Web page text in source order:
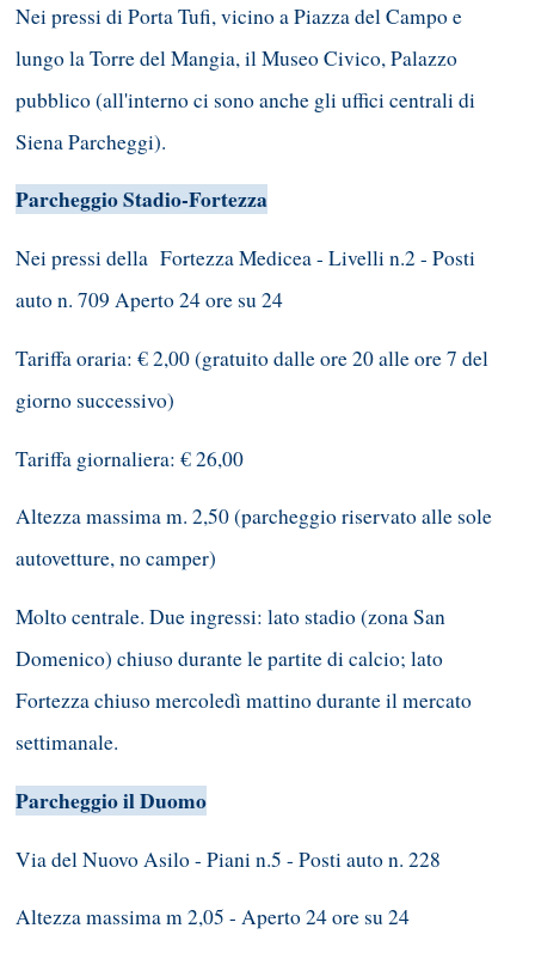
Nei pressi di Porta Tufi, vicino a Piazza del Campo e
lungo la Torre del Mangia, il Museo Civico, Palazzo
pubblico (all'interno ci sono anche gli uffici centrali di
Siena Parcheggi).
Parcheggio Stadio-Fortezza
Nei pressi della Fortezza Medicea - Livelli n.2 - Posti
auto n. 709 Aperto 24 ore su 24
Tariffa oraria: € 2,00 (gratuito dalle ore 20 alle ore 7 del
giorno successivo)
Tariffa giornaliera: € 26,00
Altezza massima m. 2,50 (parcheggio riservato alle sole
autovetture, no camper)
Molto centrale. Due ingressi: lato stadio (zona San
Domenico) chiuso durante le partite di calcio; lato
Fortezza chiuso mercoledì mattino durante il mercato
settimanale.
Parcheggio il Duomo
Via del Nuovo Asilo - Piani n.5 - Posti auto n. 228
Altezza massima m 2,05 - Aperto 24 ore su 24